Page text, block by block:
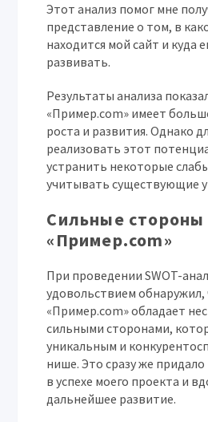
Этот анализ помог мне
представление о том, в
находится мой сайт и куда
развивать.
Результаты анализа
«Пример.com» имеет
роста и развития. Однако
реализовать этот
устранить некоторые
учитывать существующие
Сильные стороны
«Пример.com»
При проведении SWOT-
удовольствием обнаружил,
«Пример.com» обладает
сильными сторонами,
уникальным и
нише. Это сразу же
в успехе моего проекта и
дальнейшее развитие.